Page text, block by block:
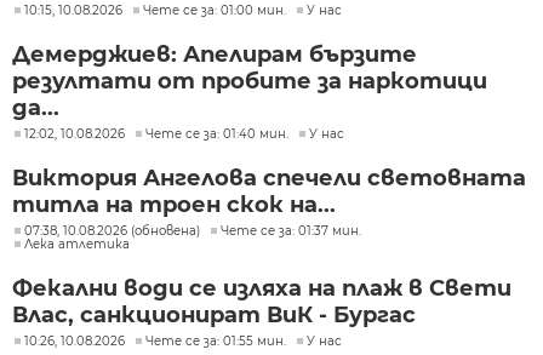
10:15, 10.08.2026 Чете се за: 01:00 мин. У нас
Демерджиев: Апелирам бързите
резултати от пробите за наркотици
да...
12:02, 10.08.2026 Чете се за: 01:40 мин. У нас
Виктория Ангелова спечели световната
титла на троен скок на...
07:38, 10.08.2026 (обновена)
Чете се за: 01:37 мин.
Лека атлетика
Фекални води се изляха на плаж в Свети
Влас, санкционират ВиК - Бургас
10:26, 10.08.2026 Чете се за: 01:55 мин. У нас